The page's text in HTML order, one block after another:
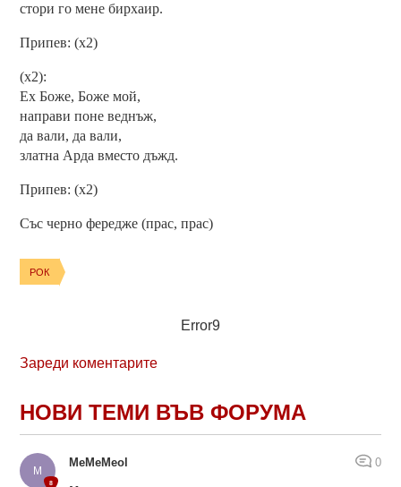
стори го мене бирхаир.
Припев: (х2)
(х2):
Ех Боже, Боже мой,
направи поне веднъж,
да вали, да вали,
златна Арда вместо дъжд.
Припев: (х2)
Със черно фередже (прас, прас)
РОК
Error9
Зареди коментарите
НОВИ ТЕМИ ВЪВ ФОРУМА
MeMeMeol 0